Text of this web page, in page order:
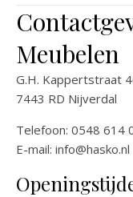
Meubelen
G.H. Kappertstraat
7443 RD Nijverdal
Telefoon: 0548 614
E-mail: info@hasko.nl